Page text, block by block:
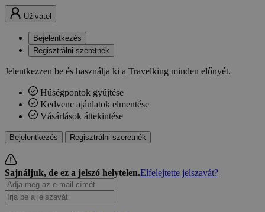
Uživatel
Bejelentkezés
Regisztrálni szeretnék
Jelentkezzen be és használja ki a Travelking minden előnyét.
Hűségpontok gyűjtése
Kedvenc ajánlatok elmentése
Vásárlások áttekintése
Bejelentkezés Regisztrálni szeretnék
Sajnáljuk, de ez a jelszó helytelen.Elfelejtette jelszavát?